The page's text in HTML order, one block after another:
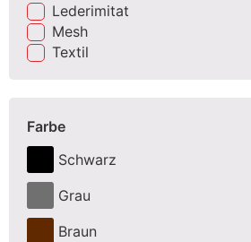
Lederimitat
Mesh
Textil
Farbe
Schwarz
Grau
Braun